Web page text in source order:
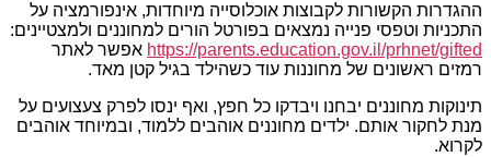
ההגדרות הקשורות לקבוצות אוכלוסייה מיוחדות, אינפורמציה על
התכניות וטפסי פנייה נמצאים בפורטל הורים למחוננים ולמצטיינים:
https://parents.education.gov.il/prhnet/gifted אפשר לאתר
רמזים ראשונים של מחוננות עוד כשהילד בגיל קטן מאד.
תינוקות מחוננים יבחנו ויבדקו כל חפץ, ואף ינסו לפרק צעצועים על
מנת לחקור אותם. ילדים מחוננים אוהבים ללמוד, ובמיוחד אוהבים
לקרוא.